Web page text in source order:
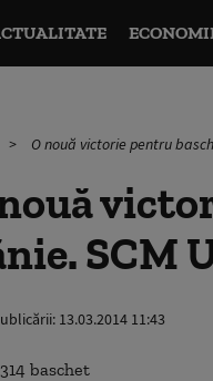
O nouă victorie pentru
SCM
13.03.2014 11:43